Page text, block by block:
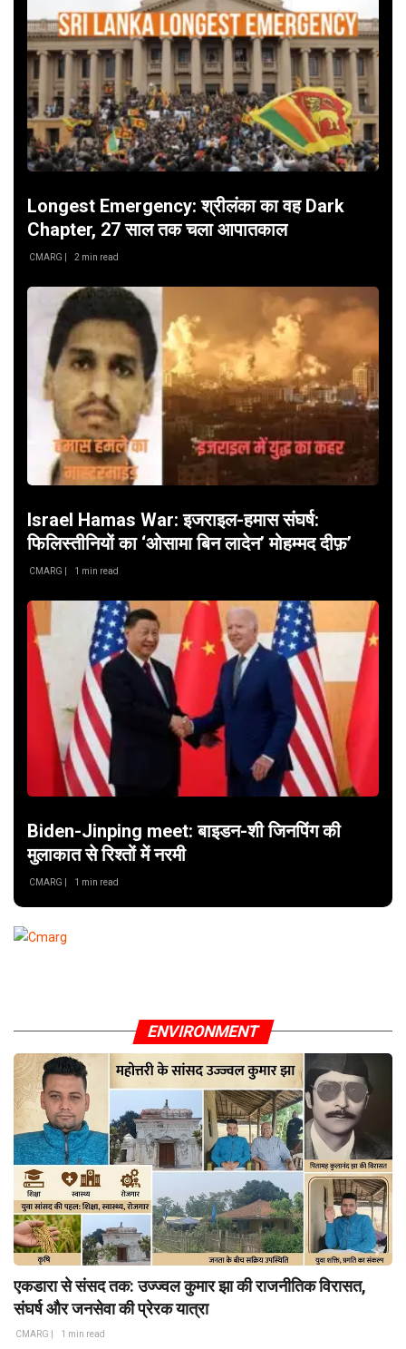
Longest Emergency: श्रीलंका का वह Dark
Chapter, 27 साल तक चला आपातकाल
CMARG | 2 min read
Israel Hamas War: इजराइल-हमास संघर्ष:
फिलिस्तीनियों का ‘ओसामा बिन लादेन’ मोहम्मद दीफ़’
CMARG | 1 min read
Biden-Jinping meet: बाइडन-शी जिनपिंग की
मुलाकात से रिश्तों में नरमी
CMARG | 1 min read
ENVIRONMENT
एकडारा से संसद तक: उज्ज्वल कुमार झा की राजनीतिक विरासत,
संघर्ष और जनसेवा की प्रेरक यात्रा
CMARG | 1 min read